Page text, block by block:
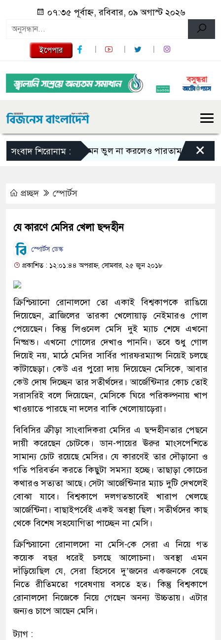
০৭:৩৫ পূর্বাহ্ন, রবিবার, ০৯ অগাস্ট ২০২৬
ইপেপার
সংবাদ শিরোনাম :এমন ভুল না করলেও পারতাম : শাকিব খান
×
প্রচ্ছদ স্পোর্টস
যে কারণে মেসির খেলা ছন্দহীন
স্পোর্টস ডেস্ক
প্রকাশিত : ১২:০১:৪৪ অপরাহ্ন, সোমবার, ২৫ জুন ২০১৮
ক্রিশ্চিয়ানো রোনালদো তো একাই বিশ্বকাপকে রাঙিয়ে
দিয়েছেন, ব্রাজিলের তারকা খেলোয়াড় নেইমারও গোল
পেয়েছেন। কিন্তু লিওনেল মেসি দুই ম্যাচ শেষে এখনো
নিষ্প্রভ। এখনো গোলের দেখাও পাননি। তবে শুধু গোল
দিয়েই নয়, মাঠে মেসির সার্বির পারফরম্যান্স নিয়েই চলছে
কাঁটাছেড়া। কেউ এর পুরো দায় দিয়েছেন মেসিকে, আবার
কেউ দোষ দিচ্ছেন তার সতীর্থদের। আর্জেন্টিনার কোচ তোই
সরাসরিই বলে দিয়েছেন, মেসিকে ঘিরে পরিকল্পনায় খাপ
খাওয়াতে পারছে না দলের বাকি খেলোয়াড়েরা।
বিবিসির ক্রীড়া সাংবাদিকরা মেসির এ ছন্দহীনতার পেছনে
দায়ী করেছেন চোটকে। ডান-পায়ের ঊরুর মাংসপেশিতে
সামান্য চোট রয়েছে মেসির। যে কারণেই তার দৌড়ানো ও
গতি পরিবর্তন করতে কিছুটা সমস্যা হচ্ছে। তাছাড়া কোচের
কথারও সত্যতা আছে। সেটা আর্জেন্টিনার ম্যাচ দুটি দেখলেই
বোঝা যাবে। বিশ্বকাপে দলগতভাবেই খারাপ খেলছে
আর্জেন্টিনা। বাছাইপর্বেই একই অবস্থা ছিল। সতীর্থদের কাছ
থেকে বিশেষ সহযোগিতা পাচ্ছেন না মেসি।
ক্রিশ্চিয়ানো রোনালদো না মেসি-কে সেরা এ নিয়ে গত
কয়েক বছর ধরেই চলছে আলোচনা। অবস্থা এমন
দাঁড়িয়েছিল যে, সেরা হিসেবে দু’জনের একজনকে বেছে
নিতে রীতিমতো গবেষণায় বসতে হত। কিন্তু বিশ্বকাপে
রোনালদো নিজেকে নিয়ে গেছেন অনন্য উচ্চতায়। এটার
জন্যও চাপে আছেন মেসি।
ট্যাগ :